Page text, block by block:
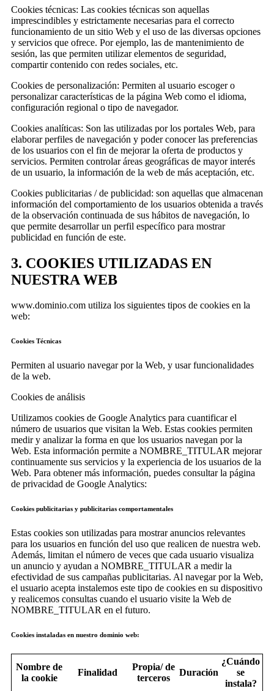
Cookies técnicas: Las cookies técnicas son aquellas
imprescindibles y estrictamente necesarias para el correcto
funcionamiento de un sitio Web y el uso de las diversas opciones
y servicios que ofrece. Por ejemplo, las de mantenimiento de
sesión, las que permiten utilizar elementos de seguridad,
compartir contenido con redes sociales, etc.
Cookies de personalización: Permiten al usuario escoger o
personalizar características de la página Web como el idioma,
configuración regional o tipo de navegador.
Cookies analíticas: Son las utilizadas por los portales Web, para
elaborar perfiles de navegación y poder conocer las preferencias
de los usuarios con el fin de mejorar la oferta de productos y
servicios. Permiten controlar áreas geográficas de mayor interés
de un usuario, la información de la web de más aceptación, etc.
Cookies publicitarias / de publicidad: son aquellas que almacenan
información del comportamiento de los usuarios obtenida a través
de la observación continuada de sus hábitos de navegación, lo
que permite desarrollar un perfil específico para mostrar
publicidad en función de este.
3. COOKIES UTILIZADAS EN
NUESTRA WEB
www.dominio.com utiliza los siguientes tipos de cookies en la
web:
Cookies Técnicas
Permiten al usuario navegar por la Web, y usar funcionalidades
de la web.
Cookies de análisis
Utilizamos cookies de Google Analytics para cuantificar el
número de usuarios que visitan la Web. Estas cookies permiten
medir y analizar la forma en que los usuarios navegan por la
Web. Esta información permite a NOMBRE_TITULAR mejorar
continuamente sus servicios y la experiencia de los usuarios de la
Web. Para obtener más información, puedes consultar la página
de privacidad de Google Analytics:
Cookies publicitarias y publicitarias comportamentales
Estas cookies son utilizadas para mostrar anuncios relevantes
para los usuarios en función del uso que realicen de nuestra web.
Además, limitan el número de veces que cada usuario visualiza
un anuncio y ayudan a NOMBRE_TITULAR a medir la
efectividad de sus campañas publicitarias. Al navegar por la Web,
el usuario acepta instalemos este tipo de cookies en su dispositivo
y realicemos consultas cuando el usuario visite la Web de
NOMBRE_TITULAR en el futuro.
Cookies instaladas en nuestro dominio web:
Nombre de
la cookie
Finalidad
Propia/ de
terceros
Duración
¿Cuándo
se
instala?